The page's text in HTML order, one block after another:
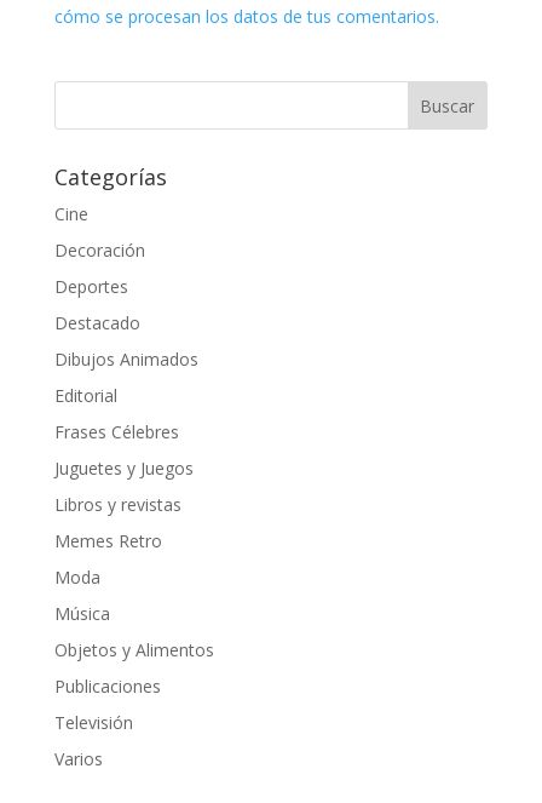
cómo se procesan los datos de tus comentarios.
Categorías
Cine
Decoración
Deportes
Destacado
Dibujos Animados
Editorial
Frases Célebres
Juguetes y Juegos
Libros y revistas
Memes Retro
Moda
Música
Objetos y Alimentos
Publicaciones
Televisión
Varios